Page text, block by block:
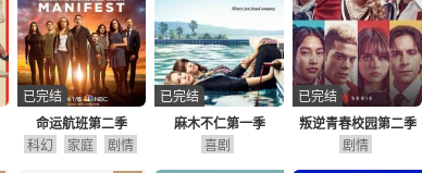
命运航班第二季
已完结
科幻 家庭 剧情
麻木不仁第一季
已完结
喜剧
叛逆青春校园第二季
已完结
剧情